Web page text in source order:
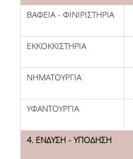
ΒΑΦΕΙΑ - ΦΙΝΙΡΙΣΤΗΡΙΑ
ΕΚΚΟΚΚΙΣΤΗΡΙΑ
ΝΗΜΑΤΟΥΡΓΙΑ
ΥΦΑΝΤΟΥΡΓΙΑ
4. ΕΝΔΥΣΗ - ΥΠΟΔΗΣΗ